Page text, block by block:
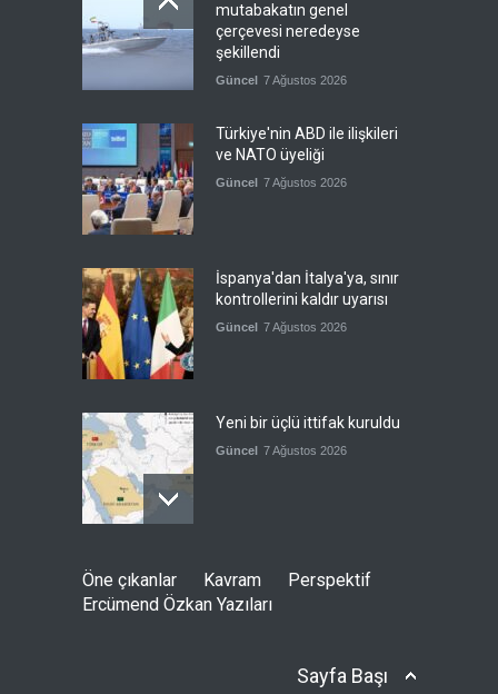
mutabakatın genel
çerçevesi neredeyse
şekillendi
Güncel 7 Ağustos 2026
Türkiye'nin ABD ile ilişkileri
ve NATO üyeliği
Güncel 7 Ağustos 2026
İspanya'dan İtalya'ya, sınır
kontrollerini kaldır uyarısı
Güncel 7 Ağustos 2026
Yeni bir üçlü ittifak kuruldu
Güncel 7 Ağustos 2026
Fransa'nın sosyal medyaya
yasak talebine ABD'den sert
cevap
Öne çıkanlar Kavram
Perspektif
Ercümend Özkan Yazıları
Sayfa Başı